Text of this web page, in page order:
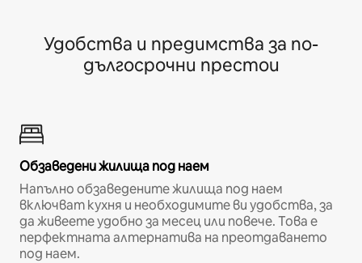
Удобства и предимства за по-
дългосрочни престои
Обзаведени жилища под наем
Напълно обзаведените жилища под наем
включват кухня и необходимите ви удобства, за
да живеете удобно за месец или повече. Това е
перфектната алтернатива на преотдаването
под наем.